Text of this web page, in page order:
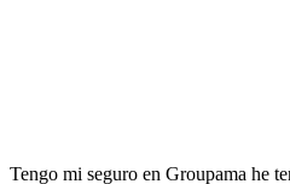
Tengo mi seguro en Groupama he